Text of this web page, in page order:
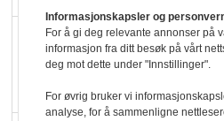
Marit
Informasjonskapsler og
For å gi deg relevante annonser på
informasjon fra ditt besøk på vårt
deg mot dette under "Innstillinger".
For øvrig bruker vi
analyse, for å sammenligne